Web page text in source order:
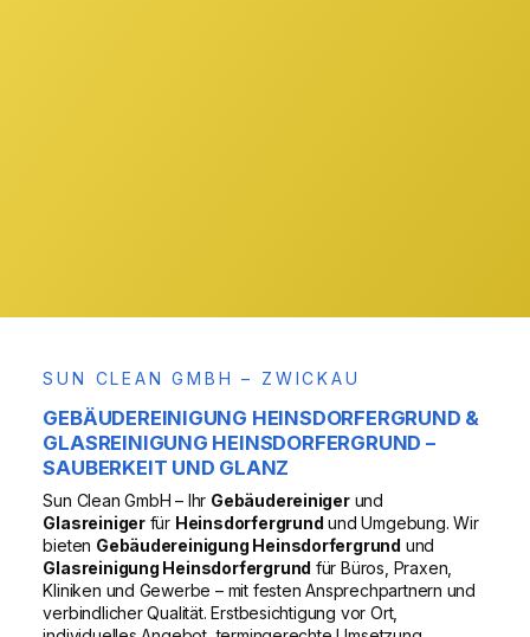
SUN CLEAN GMBH – ZWICKAU
GEBÄUDEREINIGUNG HEINSDORFERGRUND &
GLASREINIGUNG HEINSDORFERGRUND –
SAUBERKEIT UND GLANZ
Sun Clean GmbH – Ihr Gebäudereinigerund
Glasreinigerfür Heinsdorfergrund und Umgebung. Wir
bieten Gebäudereinigung Heinsdorfergrund und
Glasreinigung Heinsdorfergrund für Büros, Praxen,
Kliniken und Gewerbe – mit festen Ansprechpartnern und
verbindlicher Qualität. Erstbesichtigung vor Ort,